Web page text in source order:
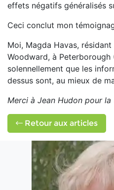
effets négatifs généralisés
Ceci conclut mon
Moi, Magda Havas,
Woodward, à
solennellement que les
dessus sont, au mieux de
Merci à Jean Hudon pour
Retour aux articles